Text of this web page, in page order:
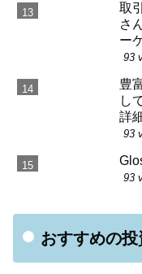
取
さ
ー
93
豊
し
詳
93
93
おすすめの